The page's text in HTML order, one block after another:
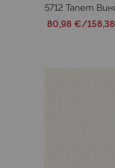
5712 Тапет
80,98 €/